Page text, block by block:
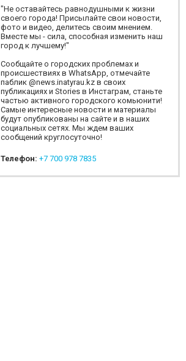
"Не оставайтесь равнодушными к жизни
своего города! Присылайте свои новости,
фото и видео, делитесь своим мнением.
Вместе мы - сила, способная изменить наш
город к лучшему!"
Сообщайте о городских проблемах и
происшествиях в WhatsApp, отмечайте
паблик @news.inatyrau.kz в своих
публикациях и Stories в Инстаграм, станьте
частью активного городского комьюнити!
Самые интересные новости и материалы
будут опубликованы на сайте и в наших
социальных сетях. Мы ждем ваших
сообщений круглосуточно!
Телефон: +7 700 978 7835